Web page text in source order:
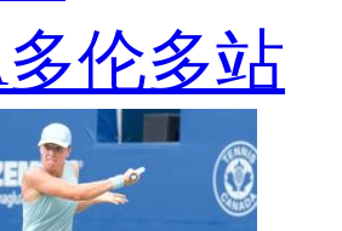
伦多站